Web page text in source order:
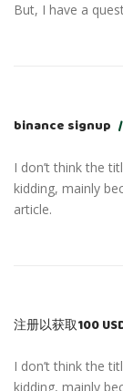
But, I have a
binance signup
I don’t think the
kidding, mainly
article.
注册以获取100
I don’t think the
kidding, mainly